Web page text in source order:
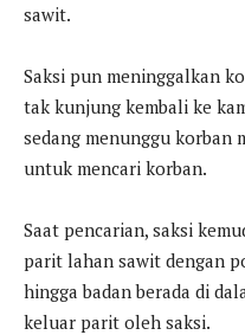
sawit.
Saksi pun meninggalkan
tak kunjung kembali ke
sedang menunggu korban
untuk mencari korban.
Saat pencarian, saksi
parit lahan sawit dengan
hingga badan berada di
keluar parit oleh saksi.